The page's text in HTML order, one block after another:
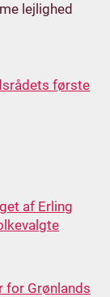
lejlighed
første
af Erling
for Grønlands